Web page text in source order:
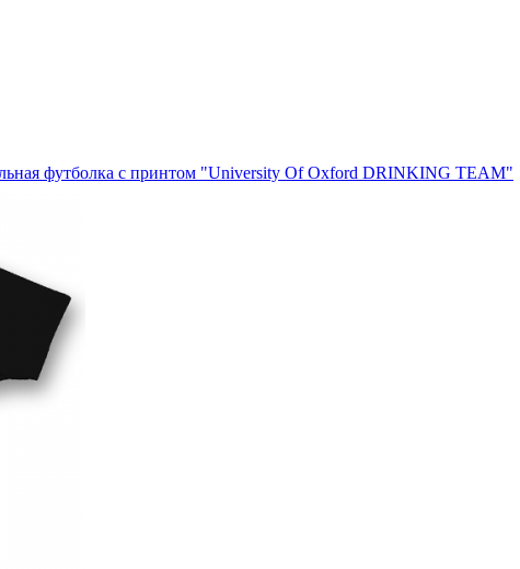
футболка с принтом "University Of Oxford DRINKING TEAM"